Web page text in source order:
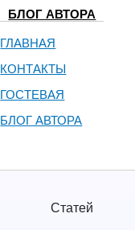
БЛОГ АВТОРА
ГЛАВНАЯ
КОНТАКТЫ
ГОСТЕВАЯ
БЛОГ АВТОРА
Статей